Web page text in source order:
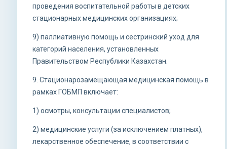
проведения воспитательной работы в детских
стационарных медицинских организациях;
9) паллиативную помощь и сестринский уход для
категорий населения, установленных
Правительством Республики Казахстан.
9. Стационарозамещающая медицинская помощь в
рамках ГОБМП включает:
1) осмотры, консультации специалистов;
2) медицинские услуги (за исключением платных),
лекарственное обеспечение, в соответствии с